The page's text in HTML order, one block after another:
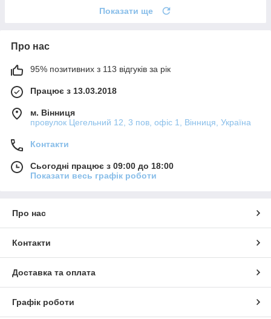
Показати ще
Про нас
95% позитивних з 113 відгуків за рік
Працює з 13.03.2018
м. Вінниця
провулок Цегельний 12, 3 пов, офіс 1, Вінниця, Україна
Контакти
Сьогодні працює з 09:00 до 18:00
Показати весь графік роботи
Про нас
Контакти
Доставка та оплата
Графік роботи